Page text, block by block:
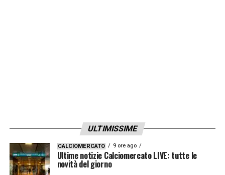
Berardi, 28′ Frattesi, 38′ aut. Frattesi, 50′
Lazio-Salernitana3-0 (30′ Immobile, 34′
Pedro, 69′ Luis Alberto)
ULTIMISSIME
CALCIOMERCATO 9 ore ago
Ultime notizie Calciomercato LIVE: tutte le
novità del giorno